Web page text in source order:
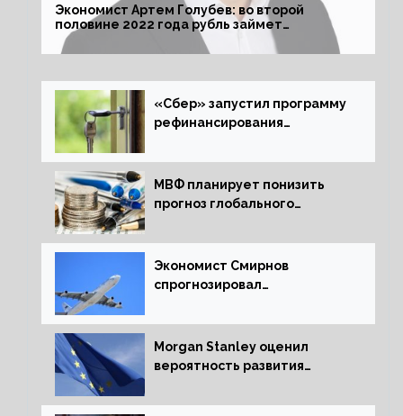
Экономист Артем Голубев: во второй
половине 2022 года рубль займет
комфортный курс
«Сбер» запустил программу
рефинансирования
МВФ планирует понизить
прогноз глобального
следующем отчете
Экономист Смирнов
спрогнозировал
России
Morgan Stanley оценил
вероятность развития